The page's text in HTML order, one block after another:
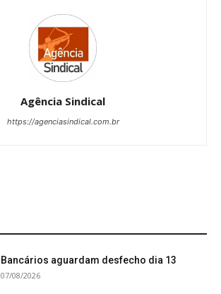
Agência Sindical
https://agenciasindical.com.br
Bancários aguardam desfecho dia 13
07/08/2026